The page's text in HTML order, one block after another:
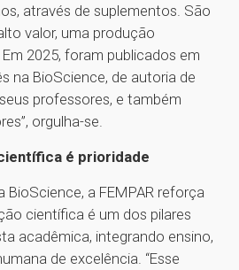
através de suplementos. São
valor, uma produção
2025, foram publicados em
na BioScience, de autoria de
professores, e também
orgulha-se.
é prioridade
BioScience, a FEMPAR reforça
científica é um dos pilares
acadêmica, integrando ensino,
de excelência. “Esse